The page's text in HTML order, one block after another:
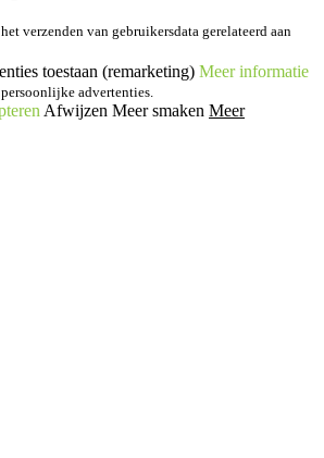
verzenden van gebruikersdata gerelateerd aan
toestaan (remarketing) Meer informatie
advertenties.
Afwijzen Meer smaken Meer